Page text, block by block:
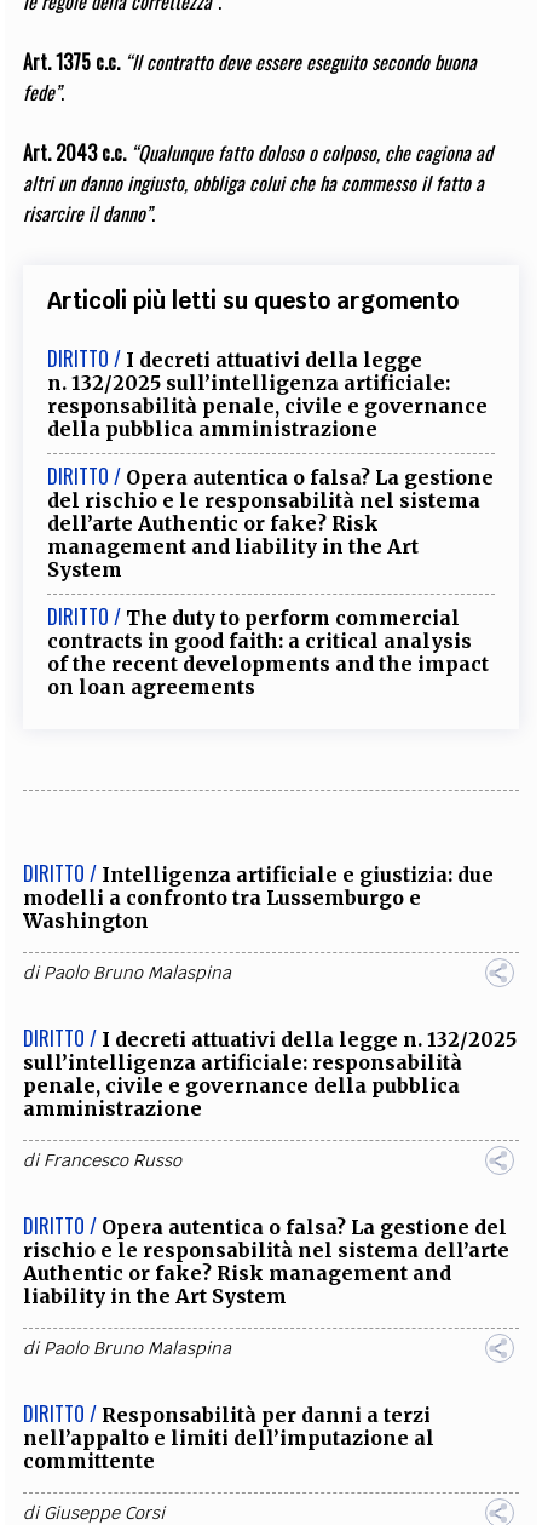
Art. 1375 c.c. “Il contratto deve essere eseguito secondo buona
fede”.
Art. 2043 c.c. “Qualunque fatto doloso o colposo, che cagiona ad
altri un danno ingiusto, obbliga colui che ha commesso il fatto a
risarcire il danno”.
Articoli più letti su questo argomento
DIRITTO / I decreti attuativi della legge
n. 132/2025 sull’intelligenza artificiale:
responsabilità penale, civile e governance
della pubblica amministrazione
DIRITTO / Opera autentica o falsa? La gestione
del rischio e le responsabilità nel sistema
dell’arte Authentic or fake? Risk
management and liability in the Art
System
DIRITTO / The duty to perform commercial
contracts in good faith: a critical analysis
of the recent developments and the impact
on loan agreements
DIRITTO / Intelligenza artificiale e giustizia: due
modelli a confronto tra Lussemburgo e
Washington
diPaolo Bruno Malaspina
DIRITTO / I decreti attuativi della legge n. 132/2025
sull’intelligenza artificiale: responsabilità
penale, civile e governance della pubblica
amministrazione
diFrancesco Russo
DIRITTO / Opera autentica o falsa? La gestione del
rischio e le responsabilità nel sistema dell’arte
Authentic or fake? Risk management and
liability in the Art System
diPaolo Bruno Malaspina
DIRITTO / Responsabilità per danni a terzi
nell’appalto e limiti dell’imputazione al
committente
diGiuseppe Corsi